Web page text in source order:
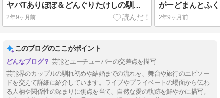
ヤバTありぼぼ＆どんぐりたけしの馴れ初めは？交際期間や結婚式についても考察
2年9ヶ月前 2年9ヶ月前
このブログのここがポイント
芸能とユーチューバーの交差点を描写
芸能界のカップルの馴れ初めや結婚までの流れを、舞台や旅行のエピソー
ドを交えて詳細に紹介しています。ライブやプライベートの場面から伝わ
る人柄や関係性の深まりに焦点を当て、自然な愛の軌跡を鮮やかに描写。